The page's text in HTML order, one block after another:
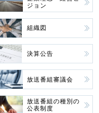
ジョン
組織図
決算公告
放送番組審議会
放送番組の種別の
公表制度